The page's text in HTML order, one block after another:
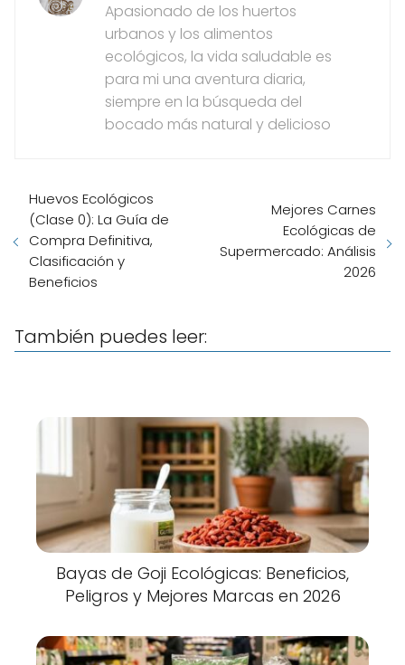
Apasionado de los huertos
urbanos y los alimentos
ecológicos, la vida saludable es
para mi una aventura diaria,
siempre en la búsqueda del
bocado más natural y delicioso
Huevos Ecológicos
(Clase 0): La Guía de
Compra Definitiva,
Clasificación y
Beneficios
Mejores Carnes
Ecológicas de
Supermercado: Análisis
2026
También puedes leer:
Bayas de Goji Ecológicas: Beneficios,
Peligros y Mejores Marcas en 2026